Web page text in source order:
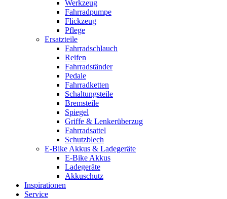
Werkzeug
Fahrradpumpe
Flickzeug
Pflege
Ersatzteile
Fahrradschlauch
Reifen
Fahrradständer
Pedale
Fahrradketten
Schaltungsteile
Bremsteile
Spiegel
Griffe & Lenkerüberzug
Fahrradsattel
Schutzblech
E-Bike Akkus & Ladegeräte
E-Bike Akkus
Ladegeräte
Akkuschutz
Inspirationen
Service